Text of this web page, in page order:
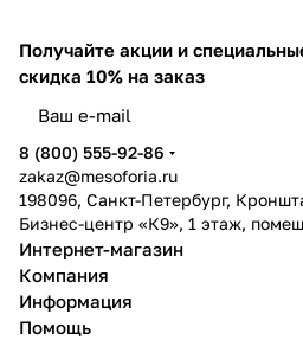
Получайте акции и
скидка 10% на заказ
8 (800) 555-92-86
zakaz@mesoforia.ru
198096, Санкт-Петербург,
Бизнес-центр «К9», 1 этаж,
Интернет-магазин
Компания
Информация
Помощь